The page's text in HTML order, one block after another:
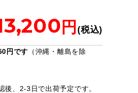
円です （沖縄・離島を除
後、2-3日で出荷予定です。